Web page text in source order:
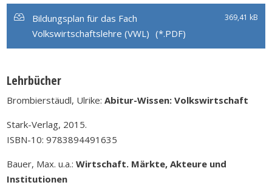
Bildungsplan für das Fach
Volkswirtschaftslehre (VWL)
369,41 kB
Lehrbücher
Brombierstäudl, Ulrike:Abitur-Wissen: Volkswirtschaft
Stark-Verlag, 2015.
ISBN-10: 9783894491635
Bauer, Max. u.a.:Wirtschaft. Märkte, Akteure und
Institutionen